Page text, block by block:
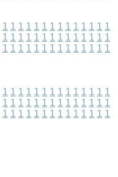
1 1 1 1 1 1 1 1 1 1 1 1 1 1
1 1 1 1 1 1 1 1 1 1 1 1 1 1
1 1 1 1 1 1 1 1 1 1 1 1 1 1
1 1 1 1 1 1 1 1 1 1 1 1 1 1
1 1 1 1 1 1 1 1 1 1 1 1 1 1
1 1 1 1 1 1 1 1 1 1 1 1 1 1